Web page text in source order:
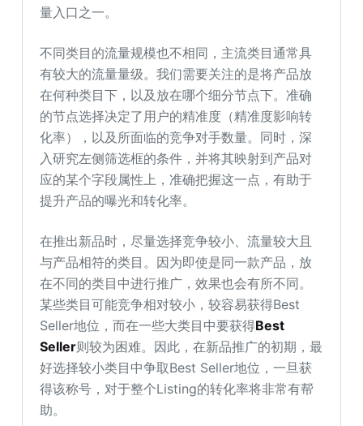
量入口之一。
不同类目的流量规模也不相同，主流类目通常具
有较大的流量量级。我们需要关注的是将产品放
在何种类目下，以及放在哪个细分节点下。准确
的节点选择决定了用户的精准度（精准度影响转
化率），以及所面临的竞争对手数量。同时，深
入研究左侧筛选框的条件，并将其映射到产品对
应的某个字段属性上，准确把握这一点，有助于
提升产品的曝光和转化率。
在推出新品时，尽量选择竞争较小、流量较大且
与产品相符的类目。因为即使是同一款产品，放
在不同的类目中进行推广，效果也会有所不同。
某些类目可能竞争相对较小，较容易获得Best
Seller地位，而在一些大类目中要获得Best
Seller则较为困难。因此，在新品推广的初期，最
好选择较小类目中争取Best Seller地位，一旦获
得该称号，对于整个Listing的转化率将非常有帮
助。